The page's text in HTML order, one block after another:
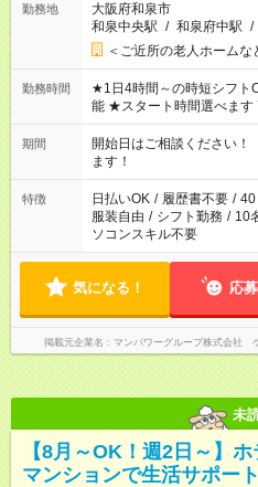
勤務地
大阪府和泉市
和泉中央駅 / 和泉府中駅 /
＜ご近所の老人ホームな
勤務時間
★1日4時間～の時短シフトOK ★もちろんフルタイムシフ
能 ★スタート時間選べます
20:00 など 残業なし！ ※Wワークの場合、他のお仕事と合わせ
週40時間超の就業はご案
間以上勤務は社会保険への
（日雇い派遣の原則禁止）
案内が難しい場合がありま
期間
開始日はご相談ください
ます！
特徴 日払いOK / 履歴書不要 / 40
服装自由 / シフト勤務 / 10
ソコンスキル不要
気になる！ 応
掲載元企業名 マンパワーグループ株式会社
未
【8月～OK！週2日～】
マンションで生活サポー